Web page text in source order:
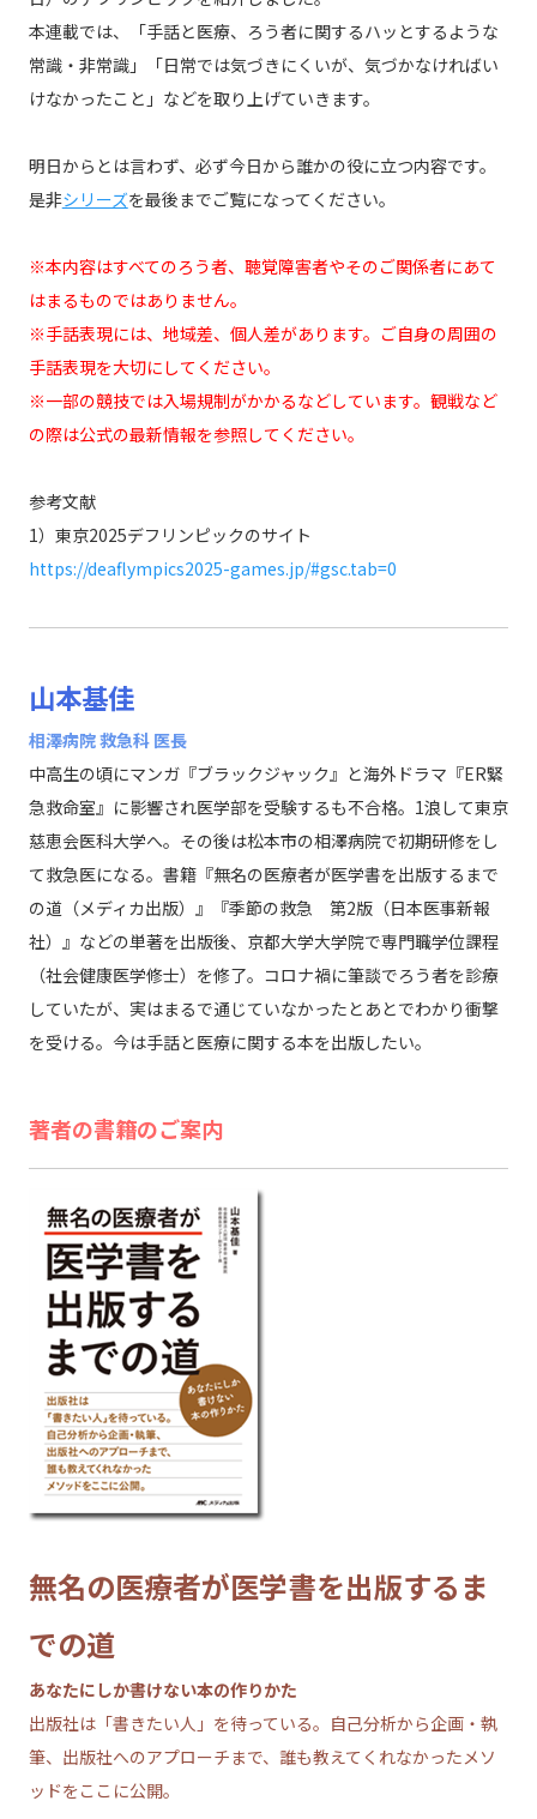
本連載では、「手話と医療、ろう者に関するハッとするような
常識・非常識」「日常では気づきにくいが、気づかなければい
けなかったこと」などを取り上げていきます。
明日からとは言わず、必ず今日から誰かの役に立つ内容です。
是非シリーズを最後までご覧になってください。
※本内容はすべてのろう者、聴覚障害者やそのご関係者にあて
はまるものではありません。
※手話表現には、地域差、個人差があります。ご自身の周囲の
手話表現を大切にしてください。
※一部の競技では入場規制がかかるなどしています。観戦など
の際は公式の最新情報を参照してください。
参考文献
1）東京2025デフリンピックのサイト
https://deaflympics2025-games.jp/#gsc.tab=0
山本基佳
相澤病院 救急科 医長
中高生の頃にマンガ『ブラックジャック』と海外ドラマ『ER緊
急救命室』に影響され医学部を受験するも不合格。1浪して東京
慈恵会医科大学へ。その後は松本市の相澤病院で初期研修をし
て救急医になる。書籍『無名の医療者が医学書を出版するまで
の道（メディカ出版）』『季節の救急 第2版（日本医事新報
社）』などの単著を出版後、京都大学大学院で専門職学位課程
（社会健康医学修士）を修了。コロナ禍に筆談でろう者を診療
していたが、実はまるで通じていなかったとあとでわかり衝撃
を受ける。今は手話と医療に関する本を出版したい。
著者の書籍のご案内
無名の医療者が医学書を出版するま
での道
あなたにしか書けない本の作りかた
出版社は「書きたい人」を待っている。自己分析から企画・執
筆、出版社へのアプローチまで、誰も教えてくれなかったメソ
ッドをここに公開。